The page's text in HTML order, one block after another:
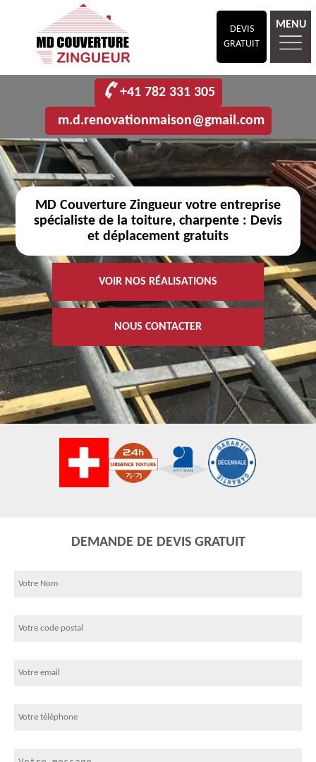
DEVIS
GRATUIT
MENU
+41 782 331 305
m.d.renovationmaison@gmail.com
MD Couverture Zingueur votre entreprise
spécialiste de la toiture, charpente : Devis
et déplacement gratuits
VOIR NOS RÉALISATIONS
NOUS CONTACTER
DEMANDE DE DEVIS GRATUIT